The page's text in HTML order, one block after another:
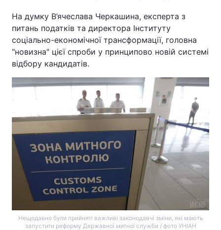
На думку В’ячеслава Черкашина, експерта з
питань податків та директора Інституту
соціально-економічної трансформації, головна
"новизна" цієї спроби у принципово новій системі
відбору кандидатів.
Нещодавно були прийняті важливі законодавчі зміни, які мають
запустити реформу Державної митної служби / фото УНІАН